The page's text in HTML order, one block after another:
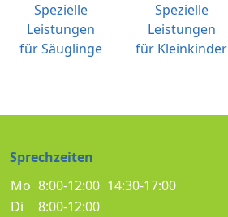
Spezielle
Leistungen
für Säuglinge
Spezielle
Leistungen
für Kleinkinder
Sprechzeiten
Mo 8:00-12:00 14:30-17:00
Di
8:00-12:00